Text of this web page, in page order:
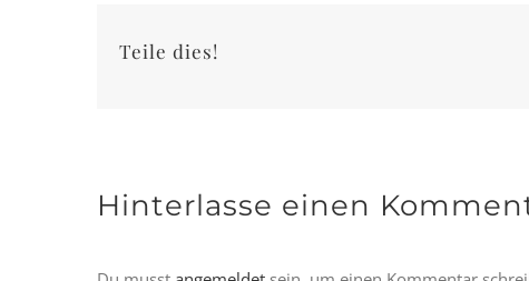
Teile dies!
Hinterlasse einen